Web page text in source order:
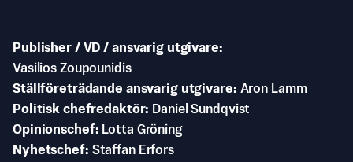
Publisher / VD / ansvarig utgivare
Vasilios Zoupounidis
Ställföreträdande ansvarig utgivare Aron Lamm
Politisk chefredaktör
Daniel Sundqvist
Opinionschef
Lotta Gröning
Nyhetschef Staffan Erfors